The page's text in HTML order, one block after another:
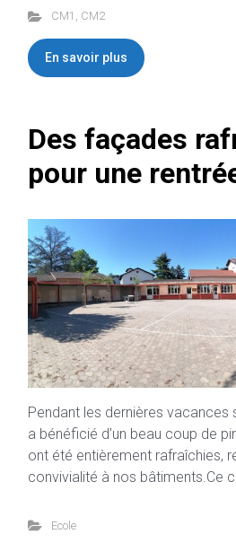
CM1 , CM2
En savoir plus
Des façades
pour une
Pendant les dernières
a bénéficié d’un beau coup de
ont été entièrement rafraîchies,
convivialité à nos bâtiments.Ce
Ecole